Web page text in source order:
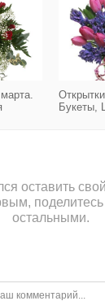
Букеты,
оставить
остальными.